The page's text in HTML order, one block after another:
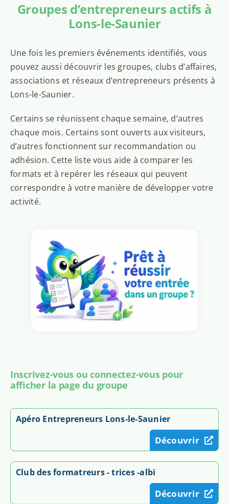
Groupes d’entrepreneurs actifs à
Lons-le-Saunier
Une fois les premiers événements identifiés, vous
pouvez aussi découvrir les groupes, clubs d’affaires,
associations et réseaux d’entrepreneurs présents à
Lons-le-Saunier.
Certains se réunissent chaque semaine, d’autres
chaque mois. Certains sont ouverts aux visiteurs,
d’autres fonctionnent sur recommandation ou
adhésion. Cette liste vous aide à comparer les
formats et à repérer les réseaux qui peuvent
correspondre à votre manière de développer votre
activité.
Inscrivez-vous ou connectez-vous pour
afficher la page du groupe
Apéro Entrepreneurs Lons-le-Saunier
Découvrir
Club des formatreurs - trices -albi
Découvrir